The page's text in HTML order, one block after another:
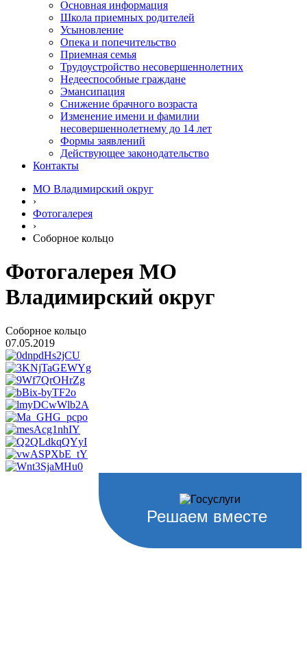
Основная информация
Школа приемных родителей
Усыновление
Опека и попечительство
Приемная семья
Трудоустройство несовершеннолетних
Недееспособные граждане
Эмансипация
Снижение брачного возраста
Изменение имени и фамилии
несовершеннолетнему до 14 лет
Формы заявлений
Действующее законодательство
Контакты
МО Владимирский округ
›
Фотогалерея
›
Соборное кольцо
Фотогалерея МО
Владимирский округ
Соборное кольцо
07.05.2019
Решаем вместе